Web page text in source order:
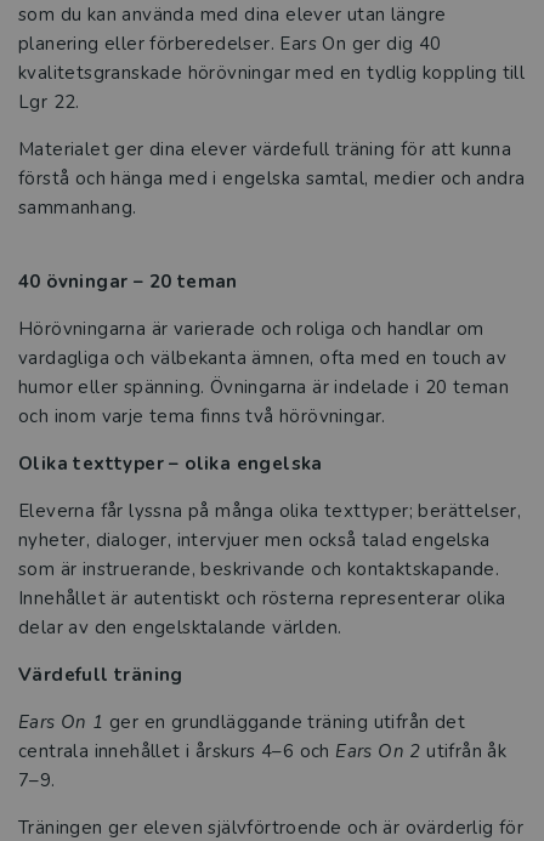
som du kan använda med dina elever utan längre
planering eller förberedelser. Ears On ger dig 40
kvalitetsgranskade hörövningar med en tydlig koppling till
Lgr 22.
Materialet ger dina elever värdefull träning för att kunna
förstå och hänga med i engelska samtal, medier och andra
sammanhang.
40 övningar – 20 teman
Hörövningarna är varierade och roliga och handlar om
vardagliga och välbekanta ämnen, ofta med en touch av
humor eller spänning. Övningarna är indelade i 20 teman
och inom varje tema finns två hörövningar.
Olika texttyper – olika engelska
Eleverna får lyssna på många olika texttyper; berättelser,
nyheter, dialoger, intervjuer men också talad engelska
som är instruerande, beskrivande och kontaktskapande.
Innehållet är autentiskt och rösterna representerar olika
delar av den engelsktalande världen.
Värdefull träning
Ears On 1 ger en grundläggande träning utifrån det
centrala innehållet i årskurs 4–6 och Ears On 2 utifrån åk
7–9.
Träningen ger eleven självförtroende och är ovärderlig för